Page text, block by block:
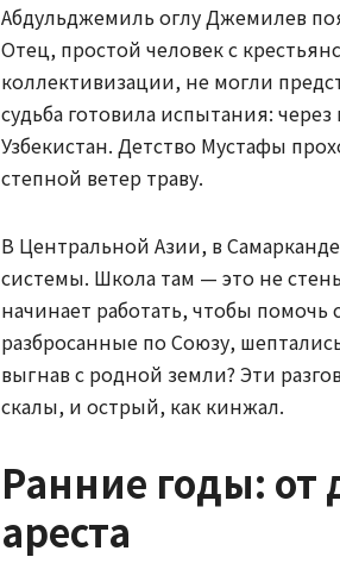
Абдульджемиль оглу Джемилев
Отец, простой человек с
коллективизации, не могли
судьба готовила испытания:
Узбекистан. Детство Мустафы
степной ветер траву.
В Центральной Азии, в
системы. Школа там — это не
начинает работать, чтобы помочь
разбросанные по Союзу,
выгнав с родной земли? Эти
скалы, и острый, как кинжал.
Ранние годы: от
ареста